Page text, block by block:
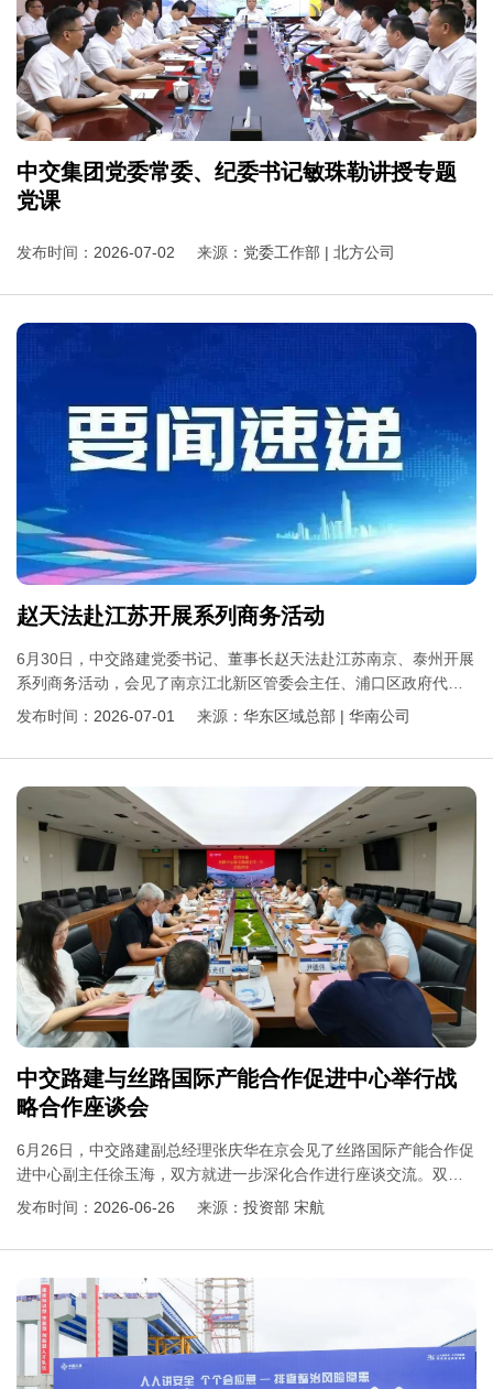
中交集团党委常委、纪委书记敏珠勒讲授专题
党课
发布时间： 2026-07-02 来源： 党委工作部 | 北方公司
赵天法赴江苏开展系列商务活动
6月30日，中交路建党委书记、董事长赵天法赴江苏南京、泰州开展
系列商务活动，会见了南京江北新区管委会主任、浦口区政府代区
长林小明；泰州市交通运输局党组书记、局长，市铁路办主任钱
发布时间： 2026-07-01 来源： 华东区域总部 | 华南公司
中交路建与丝路国际产能合作促进中心举行战
略合作座谈会
6月26日，中交路建副总经理张庆华在京会见了丝路国际产能合作促
进中心副主任徐玉海，双方就进一步深化合作进行座谈交流。双方
相关部门和单位负责人参加座谈。
发布时间： 2026-06-26 来源： 投资部 宋航